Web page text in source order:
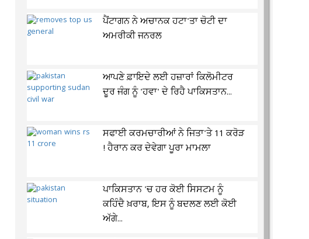
ਪੈਂਟਾਗਨ ਨੇ ਅਚਾਨਕ ਹਟਾ'ਤਾ ਚੋਟੀ ਦਾ
ਅਮਰੀਕੀ ਜਨਰਲ
ਆਪਣੇ ਫ਼ਾਇਦੇ ਲਈ ਹਜ਼ਾਰਾਂ ਕਿਲੋਮੀਟਰ
ਦੂਰ ਜੰਗ ਨੂੰ 'ਹਵਾ' ਦੇ ਰਿਹੈ ਪਾਕਿਸਤਾਨ...
ਸਫਾਈ ਕਰਮਚਾਰੀਆਂ ਨੇ ਜਿਤਾ'ਤੇ 11 ਕਰੋੜ
! ਹੈਰਾਨ ਕਰ ਦੇਵੇਗਾ ਪੂਰਾ ਮਾਮਲਾ
ਪਾਕਿਸਤਾਨ 'ਚ ਹਰ ਕੋਈ ਸਿਸਟਮ ਨੂੰ
ਕਹਿੰਦੈ ਖ਼ਰਾਬ, ਇਸ ਨੂੰ ਬਦਲਣ ਲਈ ਕੋਈ
ਅੱਗੇ...